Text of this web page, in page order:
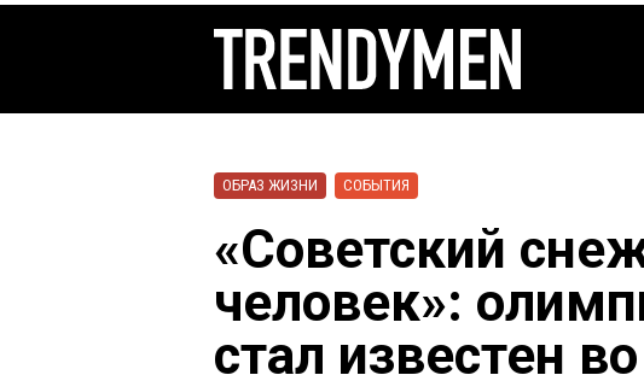
ОБРАЗ ЖИЗНИ СОБЫТИЯ
«Советский
человек»:
стал известен